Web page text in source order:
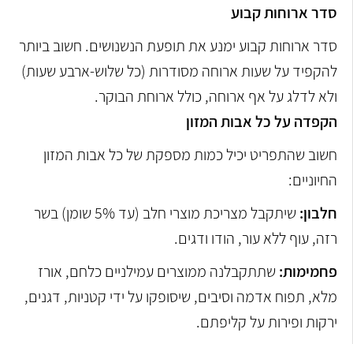
סדר ארוחות קבוע
סדר ארוחות קבוע ימנע את תופעת הנשנושים. חשוב ביותר
להקפיד על שעות ארוחה מסודרות (כל שלוש-ארבע שעות)
ולא לדלג על אף ארוחה, כולל ארוחת הבוקר.
הקפדה על כל אבות המזון
חשוב שהתפריט יכיל כמות מספקת של כל אבות המזון
החיוניים:
חלבון:
שיתקבל מצריכת מוצרי חלב (עד 5% שומן) בשר
רזה, עוף ללא עור, הודו ודגים.
פחמימות: שתתקבלנה ממוצרים עמילניים כלחם, אורז
מלא, תפוח אדמה וסיבים, שיסופקו על ידי קטניות, דגנים,
ירקות ופירות על קליפתם.